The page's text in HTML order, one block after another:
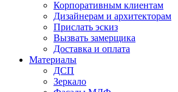
Корпоративным клиентам
Дизайнерам и архитекторам
Прислать эскиз
Вызвать замерщика
Доставка и оплата
Материалы
ДСП
Зеркало